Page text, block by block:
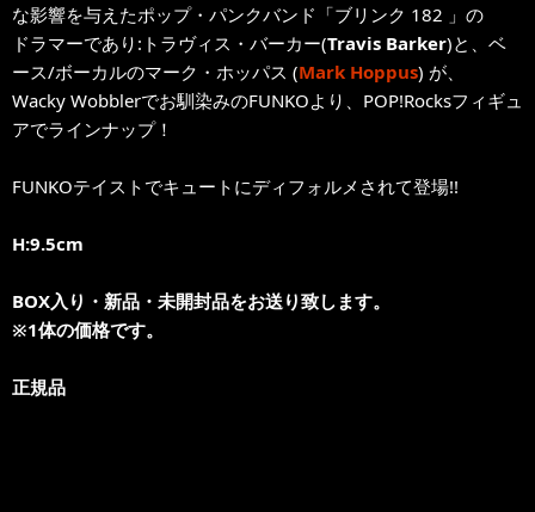
な影響を与えたポップ・パンクバンド「ブリンク 182 」の
ドラマーであり:トラヴィス・バーカー(Travis Barker)と、ベ
ース/ボーカルのマーク・ホッパス (Mark Hoppus) が、
Wacky Wobblerでお馴染みのFUNKOより、POP!Rocksフィギュ
アでラインナップ！
FUNKOテイストでキュートにディフォルメされて登場!!
H:9.5cm
BOX入り・新品・未開封品をお送り致します。
※1体の価格です。
正規品